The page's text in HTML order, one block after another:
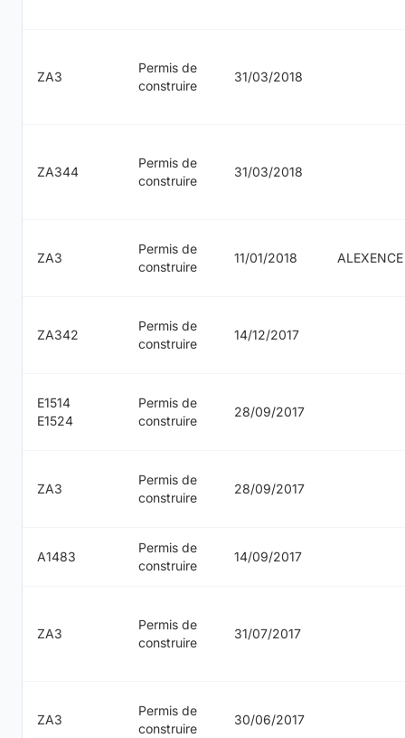
ZA3
Permis de
construire
31/03/2018
ZA344
Permis de
construire
31/03/2018
ZA3
Permis de
construire
11/01/2018 ALEXENCE
ZA342
Permis de
construire
14/12/2017
E1514
E1524
Permis de
construire
28/09/2017
ZA3
Permis de
construire
28/09/2017
A1483
Permis de
construire
14/09/2017
ZA3
Permis de
construire
31/07/2017
ZA3
Permis de
construire
30/06/2017